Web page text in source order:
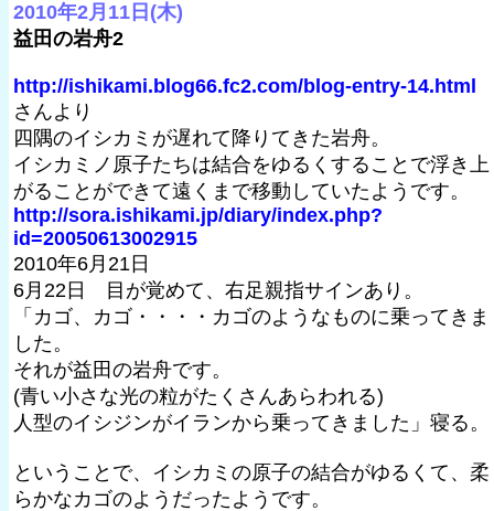
2010年2月11日(木)
益田の岩舟2
http://ishikami.blog66.fc2.com/blog-entry-14.html
さんより
四隅のイシカミが遅れて降りてきた岩舟。
イシカミノ原子たちは結合をゆるくすることで浮き上
がることができて遠くまで移動していたようです。
http://sora.ishikami.jp/diary/index.php?
id=20050613002915
2010年6月21日
6月22日 目が覚めて、右足親指サインあり。
「カゴ、カゴ・・・・カゴのようなものに乗ってきま
した。
それが益田の岩舟です。
(青い小さな光の粒がたくさんあらわれる)
人型のイシジンがイランから乗ってきました」寝る。
ということで、イシカミの原子の結合がゆるくて、柔
らかなカゴのようだったようです。